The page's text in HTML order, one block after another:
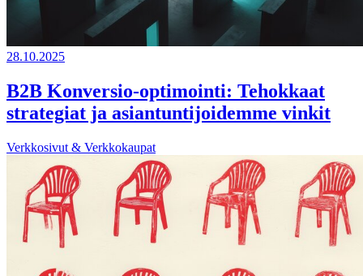
28.10.2025
B2B Konversio-optimointi: Tehokkaat
strategiat ja asiantuntijoidemme vinkit
Verkkosivut & Verkkokaupat